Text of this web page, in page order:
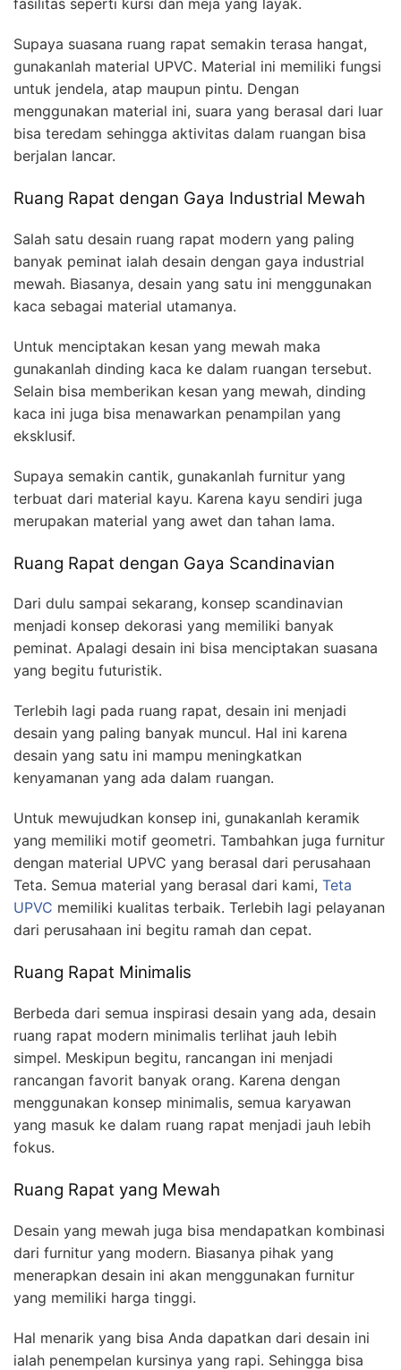
Supaya suasana ruang rapat semakin terasa hangat,
gunakanlah material UPVC. Material ini memiliki fungsi
untuk jendela, atap maupun pintu. Dengan
menggunakan material ini, suara yang berasal dari luar
bisa teredam sehingga aktivitas dalam ruangan bisa
berjalan lancar.
Ruang Rapat dengan Gaya Industrial Mewah
Salah satu desain ruang rapat modern yang paling
banyak peminat ialah desain dengan gaya industrial
mewah. Biasanya, desain yang satu ini menggunakan
kaca sebagai material utamanya.
Untuk menciptakan kesan yang mewah maka
gunakanlah dinding kaca ke dalam ruangan tersebut.
Selain bisa memberikan kesan yang mewah, dinding
kaca ini juga bisa menawarkan penampilan yang
eksklusif.
Supaya semakin cantik, gunakanlah furnitur yang
terbuat dari material kayu. Karena kayu sendiri juga
merupakan material yang awet dan tahan lama.
Ruang Rapat dengan Gaya Scandinavian
Dari dulu sampai sekarang, konsep scandinavian
menjadi konsep dekorasi yang memiliki banyak
peminat. Apalagi desain ini bisa menciptakan suasana
yang begitu futuristik.
Terlebih lagi pada ruang rapat, desain ini menjadi
desain yang paling banyak muncul. Hal ini karena
desain yang satu ini mampu meningkatkan
kenyamanan yang ada dalam ruangan.
Untuk mewujudkan konsep ini, gunakanlah keramik
yang memiliki motif geometri. Tambahkan juga furnitur
dengan material UPVC yang berasal dari perusahaan
Teta. Semua material yang berasal dari kami, Teta
UPVC memiliki kualitas terbaik. Terlebih lagi pelayanan
dari perusahaan ini begitu ramah dan cepat.
Ruang Rapat Minimalis
Berbeda dari semua inspirasi desain yang ada, desain
ruang rapat modern minimalis terlihat jauh lebih
simpel. Meskipun begitu, rancangan ini menjadi
rancangan favorit banyak orang. Karena dengan
menggunakan konsep minimalis, semua karyawan
yang masuk ke dalam ruang rapat menjadi jauh lebih
fokus.
Ruang Rapat yang Mewah
Desain yang mewah juga bisa mendapatkan kombinasi
dari furnitur yang modern. Biasanya pihak yang
menerapkan desain ini akan menggunakan furnitur
yang memiliki harga tinggi.
Hal menarik yang bisa Anda dapatkan dari desain ini
ialah penempelan kursinya yang rapi. Sehingga bisa